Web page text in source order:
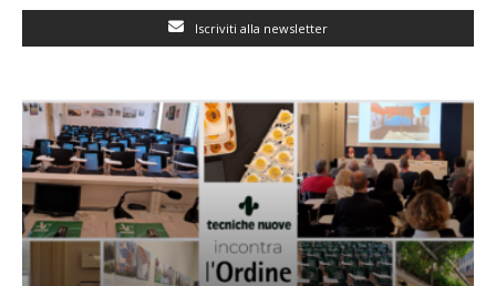
Iscriviti alla newsletter